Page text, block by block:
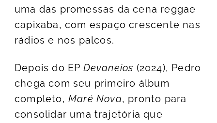
uma das promessas da cena reggae
capixaba, com espaço crescente nas
rádios e nos palcos.
Depois do EP Devaneios (2024), Pedro
chega com seu primeiro álbum
completo, Maré Nova, pronto para
consolidar uma trajetória que